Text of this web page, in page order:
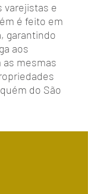
varejistas e
é feito em
garantindo
aos
mesmas
do São